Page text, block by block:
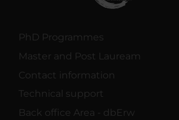
PhD Programmes
Master and Post Lauream
Contact information
Technical support
Back office Area - dbErw